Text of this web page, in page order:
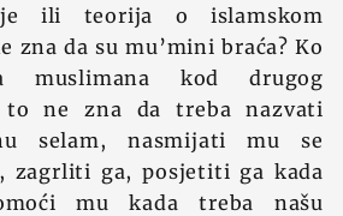
ili teorija o islamskom
zna da su mu’mini braća? Ko
muslimana kod drugog
to ne zna da treba nazvati
selam, nasmijati mu se
zagrliti ga, posjetiti ga kada
mu kada treba našu